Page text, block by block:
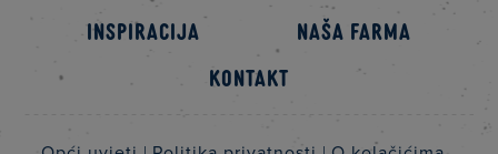
Inspiracija
Naša farma
Kontakt